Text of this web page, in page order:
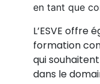
en tant que
L’ESVE offre
formation
qui
dans le